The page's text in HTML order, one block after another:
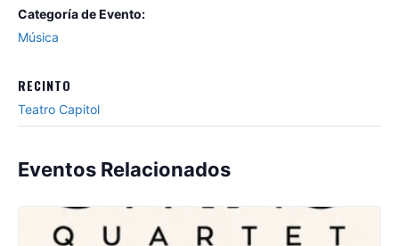
Categoría de Evento:
Música
RECINTO
Teatro Capitol
Eventos Relacionados